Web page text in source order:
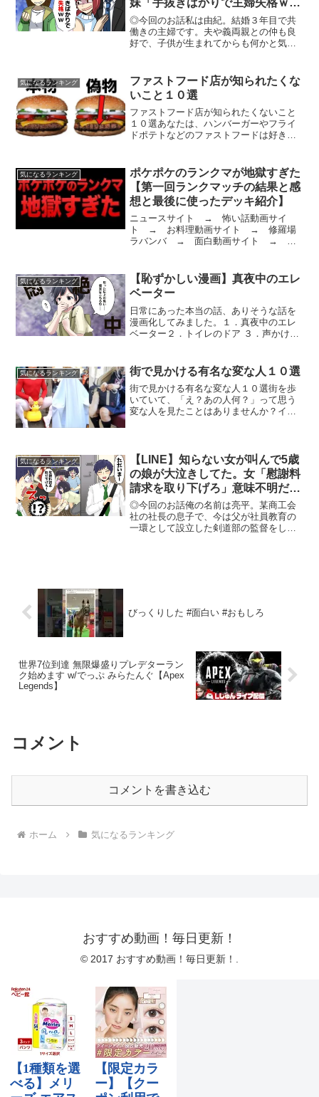
妹「手抜きばかりで主婦失格ｗ
ｗ」→声を掛けて仲良くなってみ
た結果ｗｗ【スカッとする話】
◎今回のお話私は由紀。結婚３年目で共
働きの主婦です。夫や義両親との仲も良
好で、子供が生まれてからも何かと気に
とがあります。それが、義妹の千佳の存
在です。千佳は社会人です...
気になるランキング
ファストフード店が知られたくな
いこと１０選
ファストフード店が知られたくないこと
１０選あなたは、ハンバーガーやフライ
ドポテトなどのファストフードは好きで
今回は、そんな衝撃的なファストフード
の秘密をご紹介しましょう...
気になるランキング
ポケポケのランクマが地獄すぎた
【第一回ランクマッチの結果と感
想と最後に使ったデッキ紹介】
ニュースサイト → 怖い話動画サイ
ト → お料理動画サイト → 修羅場
ラバンバ → 面白動画サイト → ポ
――――――――――――――――――
―――――――◆素材提供OtoL...
気になるランキング
【恥ずかしい漫画】真夜中のエレ
ベーター
日常にあった本当の話、ありそうな話を
漫画化してみました。１．真夜中のエレ
ベーター２．トイレのドア ３．声かけあ
いるチャンネルです。ファンアートを含
む他者の知的財産権、著...
気になるランキング 街で見かける有名な変な人１０選
街で見かける有名な変な人１０選街を歩
いていて、「え？あの人何？」って思う
変な人を見たことはありませんか？イン
しょう。１．レオタードお...
気になるランキング
【LINE】知らない女が叫んで5歳
の娘が大泣きしてた。女「慰謝料
請求を取り下げろ」意味不明だっ
たが…【スカッとする話】
◎今回のお話俺の名前は亮平。某商工会
社の社長の息子で、今は父が社員教育の
一環として設立した剣道部の監督をして
びっくりした #面白い #おもしろ
世界7位到達 無限爆盛りプレデターラン
ク始めます w/でっぷ みらたんぐ【Apex
Legends】
コメント
コメントを書き込む
ホーム 気になるランキング
おすすめ動画！毎日更新！
© 2017 おすすめ動画！毎日更新！.